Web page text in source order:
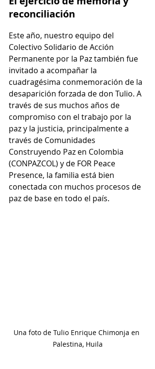
reconciliación
Este año, nuestro equipo del
Colectivo Solidario de Acción
Permanente por la Paz también fue
invitado a acompañar la
cuadragésima conmemoración de la
desaparición forzada de don Tulio. A
través de sus muchos años de
compromiso con el trabajo por la
paz y la justicia, principalmente a
través de Comunidades
Construyendo Paz en Colombia
(CONPAZCOL) y de FOR Peace
Presence, la familia está bien
conectada con muchos procesos de
paz de base en todo el país.
Una foto de Tulio Enrique Chimonja en
Palestina, Huila